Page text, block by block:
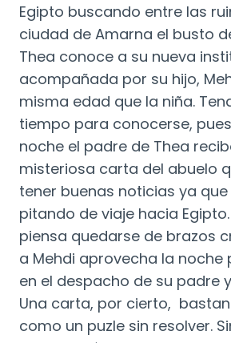
Egipto buscando entre las
ciudad de Amarna el busto
Thea conoce a su nueva
acompañada por su hijo,
misma edad que la niña.
tiempo para conocerse,
noche el padre de Thea
misteriosa carta del abuelo
tener buenas noticias ya
pitando de viaje hacia
piensa quedarse de brazos
a Mehdi aprovecha la noche
en el despacho de su padre
Una carta, por cierto,
como un puzle sin resolver.